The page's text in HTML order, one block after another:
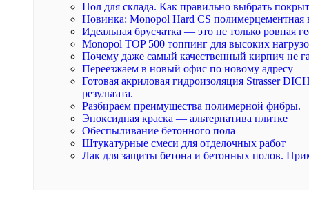
Пол для склада. Как правильно выбрать
Новинка: Monopol Hard CS полимерцементная
Идеальная брусчатка — это не только ровная
Monopol TOP 500 топпинг для высоких
Почему даже самый качественный кирпич не
Переезжаем в новый офис по новому адресу
Готовая акриловая гидроизоляция Strasser
результата.
Разбираем преимущества полимерной фибры.
Эпоксидная краска — альтернатива плитке
Обеспыливание бетонного пола
Штукатурные смеси для отделочных работ
Лак для защиты бетона и бетонных полов.